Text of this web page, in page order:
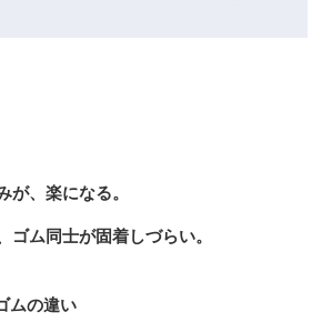
が、楽になる。
ゴム同士が固着しづらい。
ムの違い